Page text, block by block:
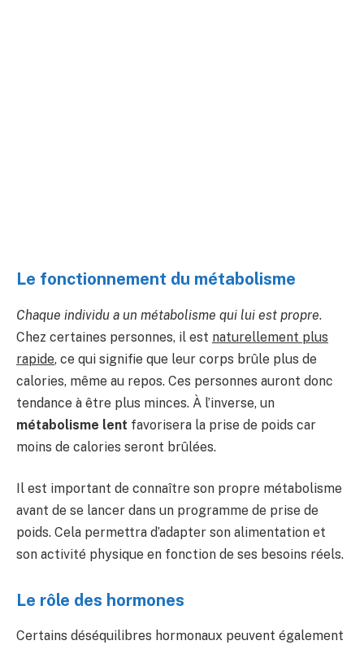
Le fonctionnement du métabolisme
Chaque individu a un métabolisme qui lui est propre.
Chez certaines personnes, il est naturellement plus
rapide, ce qui signifie que leur corps brûle plus de
calories, même au repos. Ces personnes auront donc
tendance à être plus minces. À l’inverse, un
métabolisme lent favorisera la prise de poids car
moins de calories seront brûlées.
Il est important de connaître son propre métabolisme
avant de se lancer dans un programme de prise de
poids. Cela permettra d’adapter son alimentation et
son activité physique en fonction de ses besoins réels.
Le rôle des hormones
Certains déséquilibres hormonaux peuvent également